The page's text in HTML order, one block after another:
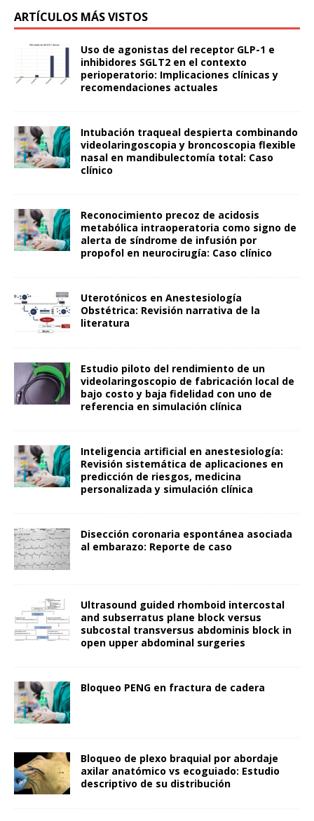
ARTÍCULOS MÁS VISTOS
Uso de agonistas del receptor GLP-1 e
inhibidores SGLT2 en el contexto
perioperatorio: Implicaciones clínicas y
recomendaciones actuales
Intubación traqueal despierta combinando
videolaringoscopia y broncoscopia flexible
nasal en mandibulectomía total: Caso
clínico
Reconocimiento precoz de acidosis
metabólica intraoperatoria como signo de
alerta de síndrome de infusión por
propofol en neurocirugía: Caso clínico
Uterotónicos en Anestesiología
Obstétrica: Revisión narrativa de la
literatura
Estudio piloto del rendimiento de un
videolaringoscopio de fabricación local de
bajo costo y baja fidelidad con uno de
referencia en simulación clínica
Inteligencia artificial en anestesiología:
Revisión sistemática de aplicaciones en
predicción de riesgos, medicina
personalizada y simulación clínica
Disección coronaria espontánea asociada
al embarazo: Reporte de caso
Ultrasound guided rhomboid intercostal
and subserratus plane block versus
subcostal transversus abdominis block in
open upper abdominal surgeries
Bloqueo PENG en fractura de cadera
Bloqueo de plexo braquial por abordaje
axilar anatómico vs ecoguiado: Estudio
descriptivo de su distribución